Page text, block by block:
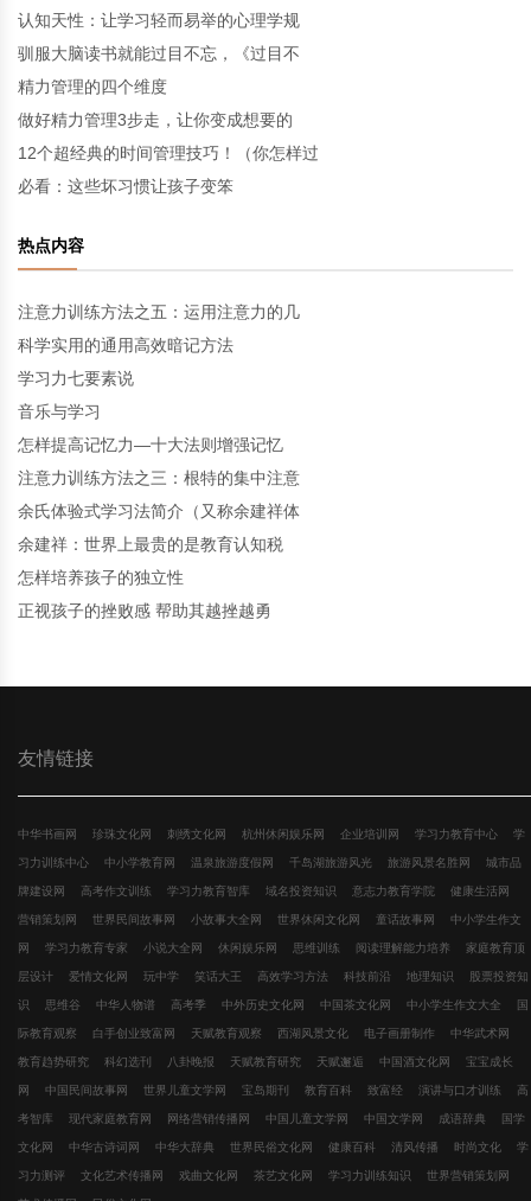
认知天性：让学习轻而易举的心理学规
驯服大脑读书就能过目不忘，《过目不
精力管理的四个维度
做好精力管理3步走，让你变成想要的
12个超经典的时间管理技巧！（你怎样过
必看：这些坏习惯让孩子变笨
热点内容
注意力训练方法之五：运用注意力的几
科学实用的通用高效暗记方法
学习力七要素说
音乐与学习
怎样提高记忆力—十大法则增强记忆
注意力训练方法之三：根特的集中注意
余氏体验式学习法简介（又称余建祥体
余建祥：世界上最贵的是教育认知税
怎样培养孩子的独立性
正视孩子的挫败感 帮助其越挫越勇
友情链接
中华书画网 珍珠文化网 刺绣文化网 杭州休闲娱乐网 企业培训网 学习力教育中心 学
习力训练中心 中小学教育网 温泉旅游度假网 千岛湖旅游风光 旅游风景名胜网 城市品
牌建设网 高考作文训练 学习力教育智库 域名投资知识 意志力教育学院 健康生活网
营销策划网 世界民间故事网 小故事大全网 世界休闲文化网 童话故事网 中小学生作文
网 学习力教育专家 小说大全网 休闲娱乐网 思维训练 阅读理解能力培养 家庭教育顶
层设计 爱情文化网 玩中学 笑话大王 高效学习方法 科技前沿 地理知识 股票投资知
识 思维谷 中华人物谱 高考季 中外历史文化网 中国茶文化网 中小学生作文大全 国
际教育观察 白手创业致富网 天赋教育观察 西湖风景文化 电子画册制作 中华武术网
教育趋势研究 科幻选刊 八卦晚报 天赋教育研究 天赋邂逅 中国酒文化网 宝宝成长
网 中国民间故事网 世界儿童文学网 宝岛期刊 教育百科 致富经 演讲与口才训练 高
考智库 现代家庭教育网 网络营销传播网 中国儿童文学网 中国文学网 成语辞典 国学
文化网 中华古诗词网 中华大辞典 世界民俗文化网 健康百科 清风传播 时尚文化 学
习力测评 文化艺术传播网 戏曲文化网 茶艺文化网 学习力训练知识 世界营销策划网